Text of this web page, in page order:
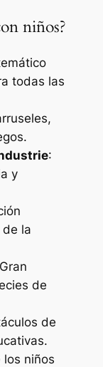
niños?
todas las
:
y
la
de
de
los niños